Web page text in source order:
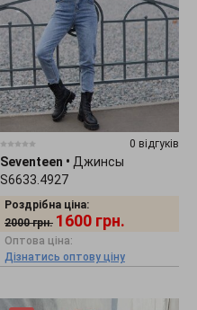
0 відгуків
Seventeen • Джинсы
S6633.4927
Роздрібна ціна:
2000 грн. 1600 грн.
Оптова ціна:
Дізнатись оптову ціну